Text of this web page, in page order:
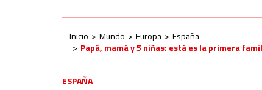
Inicio Mundo Europa
España
Papá, mamá y 5 niñas: está es la primera
ESPAÑA